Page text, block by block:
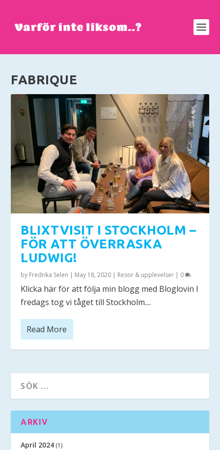
FABRIQUE
BLIXTVISIT I STOCKHOLM –
FÖR ATT ÖVERRASKA
LUDWIG!
by Fredrika Selen | May 18, 2020 | Resor & upplevelser | 0
Klicka här för att följa min blogg med Bloglovin I
fredags tog vi tåget till Stockholm....
Read More
ARKIV
April 2024 (1)